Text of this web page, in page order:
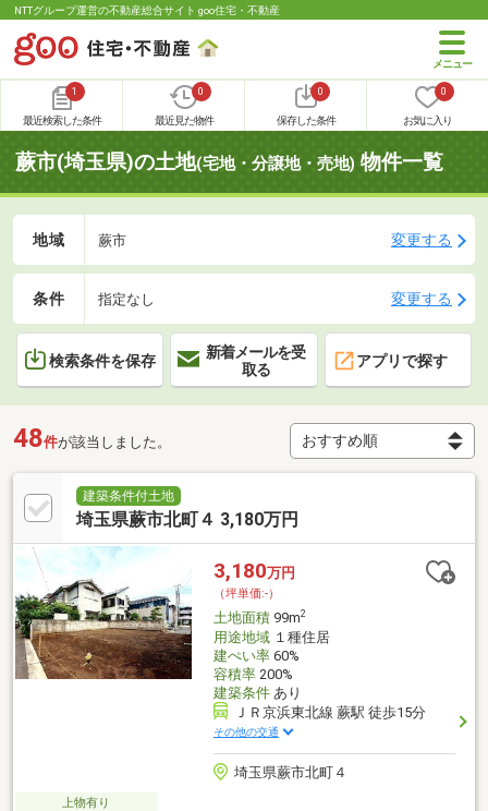
NTTグループ運営の不動産総合サイト goo住宅・不動産
1
最近検索した条件
0
最近見た物件
0
保存した条件
0
お気に入り
蕨市(埼玉県)の土地(宅地・分譲地・売地) 物件一覧
地域 蕨市 変更する
条件 指定なし 変更する
検索条件を保存
新着メールを受
取る
アプリで探す
48件が該当しました。
建築条件付土地
埼玉県蕨市北町４ 3,180万円
3,180万円
（坪単価:-）
土地面積99m2
用途地域１種住居
建ぺい率60%
容積率200%
建築条件あり
ＪＲ京浜東北線 蕨駅 徒歩15分
その他の交通
埼玉県蕨市北町４
上物有り